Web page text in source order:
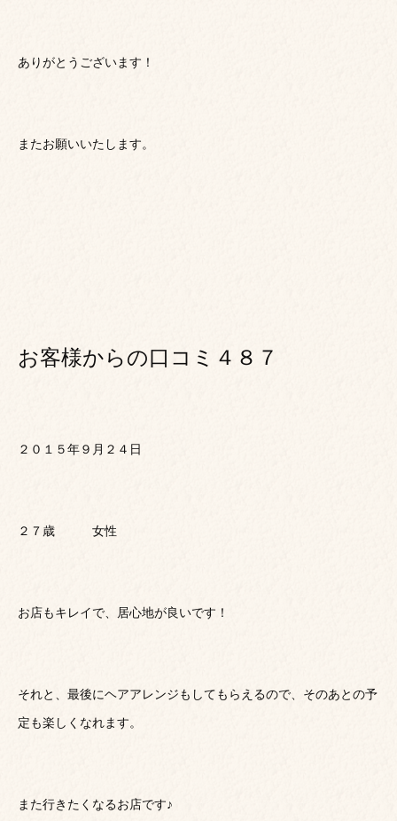
ありがとうございます！
またお願いいたします。
お客様からの口コミ４８７
２０１５年９月２４日
２７歳 女性
お店もキレイで、居心地が良いです！
それと、最後にヘアアレンジもしてもらえるので、そのあとの予
定も楽しくなれます。
また行きたくなるお店です♪